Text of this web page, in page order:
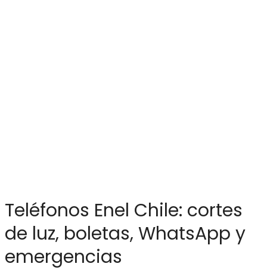
Teléfonos Enel Chile: cortes
de luz, boletas, WhatsApp y
emergencias